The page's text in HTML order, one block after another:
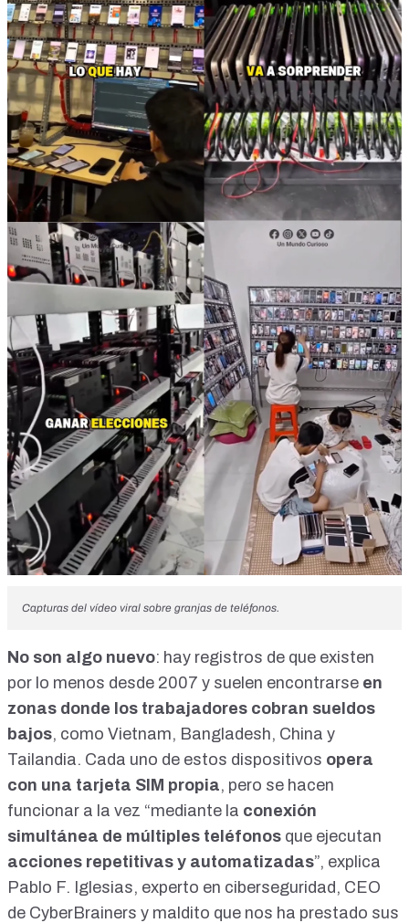
Capturas del vídeo viral sobre granjas de teléfonos.
No son algo nuevo: hay registros de que existen
por lo menos desde 2007 y suelen encontrarse en
zonas donde los trabajadores cobran sueldos
bajos, como Vietnam, Bangladesh, China y
Tailandia. Cada uno de estos dispositivos opera
con una tarjeta SIM propia, pero se hacen
funcionar a la vez “mediante la conexión
simultánea de múltiples teléfonos que ejecutan
acciones repetitivas y automatizadas”, explica
Pablo F. Iglesias, experto en ciberseguridad, CEO
de CyberBrainers y maldito que nos ha prestado sus